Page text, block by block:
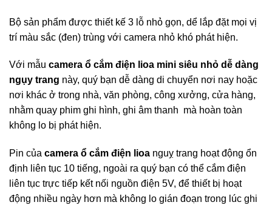
Bộ sản phẩm được thiết kế 3 lỗ nhỏ gọn, dể lắp đặt mọi vị
trí màu sắc (đen) trùng với camera nhỏ khó phát hiện.
Với mẫu camera ổ cắm điện lioa mini siêu nhỏ dễ dàng
ngụy trang này, quý bạn dễ dàng di chuyển nơi nay hoặc
nơi khác ở trong nhà, văn phòng, công xưởng, cửa hàng,
nhằm quay phim ghi hình, ghi âm thanh mà hoàn toàn
không lo bị phát hiện.
Pin của camera ổ cắm điện lioa nguỵ trang hoạt động ổn
định liên tục 10 tiếng, ngoài ra quý bạn có thể cắm điện
liên tục trực tiếp kết nối nguồn điện 5V, để thiết bị hoạt
động nhiều ngày hơn mà không lo gián đoạn trong lúc ghi